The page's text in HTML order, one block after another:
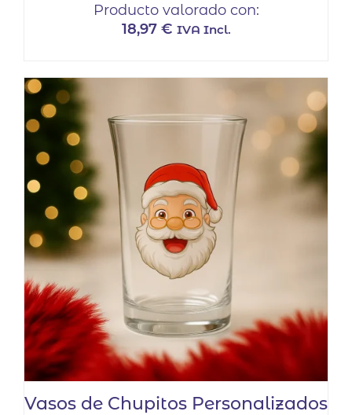
Producto valorado con:
18,97 € IVA Incl.
Vasos de Chupitos Personalizados